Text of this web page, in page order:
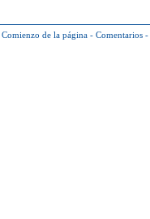
Comienzo de la página - Comentarios -